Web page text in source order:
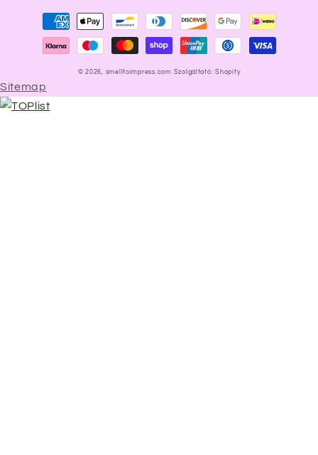
Fizetési
módok
© 2026, smelltoimpress.com Szolgáltató: Shopify
Sitemap